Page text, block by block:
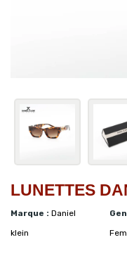
LUNETTES
Marque : Daniel
klein